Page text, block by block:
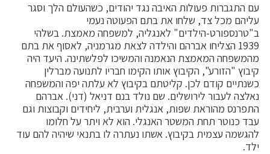
עם התגברות פעולות האיבה נגד יהודים, כשהעולם הלך וסגר
עליהם מכל צד, שלחו את בתם הפעוטה נעמי
ב"טרנספורט-הילדים" לאנגליה, למשפחה מאמצת. בשלהי
1939 הצליחו אברהם והילדה לצאת מגרמניה, לאסוף את בתם
מהמשפחה המאמצת הנאמנה והמשיכו לפלשתינה. היעד היה
קיבוץ "הזורע", הקיבוץ אותו הקימו חבריו לתנועה מברלין
כשנתיים קודם לכן. קליטתם בקיבוץ לא עלתה יפה והמשפחה
נאלצה לעבור לירושלים. שם נולד בנם דניאל (דני). אברהם
התפרנס מהוראת שפות, אנגלית וערבית, ליחידים וקבוצות וגם
עבד כנוטר תחת המשטר האנגלי. הוא לא ויתר על חלומו
להגשמה עצמית בקיבוץ. אשתו נעתרה לו בתנאי שיהיה להם עוד
ילד.